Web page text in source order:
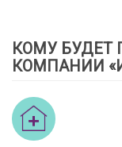
КОМУ БУДЕТ
КОМПАНИИ